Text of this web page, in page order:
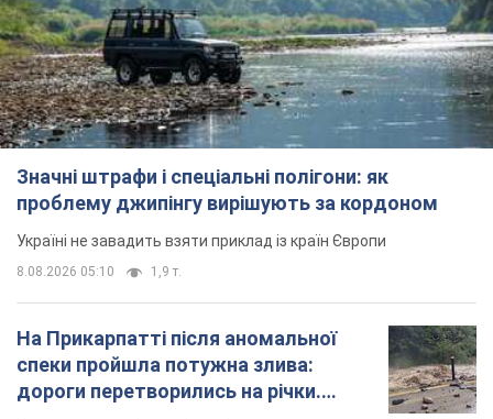
Україні не завадить взяти приклад із країн Європи
8.08.2026 05:10 1,9 т.
На Прикарпатті після аномальної
спеки пройшла потужна злива:
дороги перетворились на річки.
Відео
Негода накрила Івано-Франківщину та
за газ через покази зіпсованого
лічильника: суддя ухвалив
неочікуване рішення